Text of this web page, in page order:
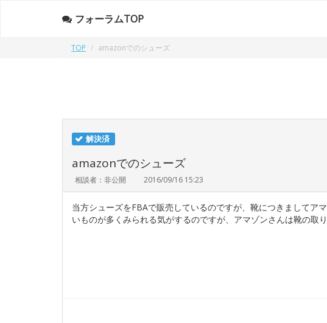
フォーラムTOP
TOP amazonでのシューズ
解決済
amazonでのシューズ
相談者：非公開 2016/09/16 15:23
当方シューズをFBAで販売しているのですが、靴につきましてア
いものが多くみられる気がするのですが、アマゾンさんは靴の取